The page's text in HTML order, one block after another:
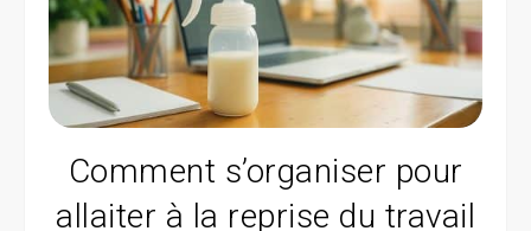
Comment s’organiser pour
allaiter à la reprise du travail